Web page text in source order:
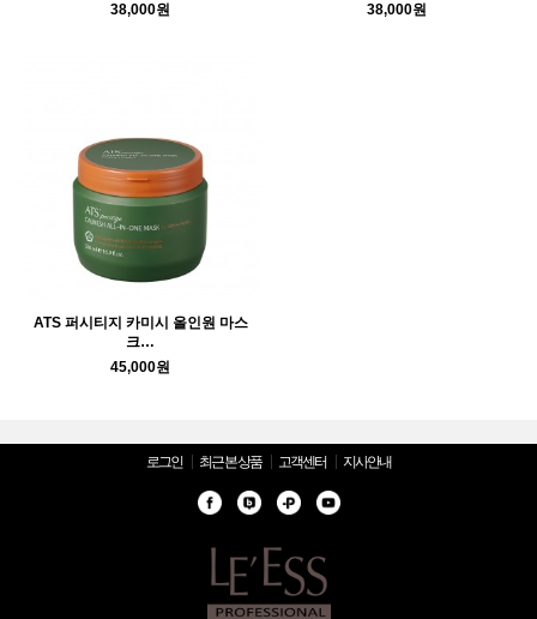
38,000원
38,000원
ATS 퍼시티지 카미시 올인원 마스
크…
45,000원
로그인 최근 본 상품 고객센터 지사안내